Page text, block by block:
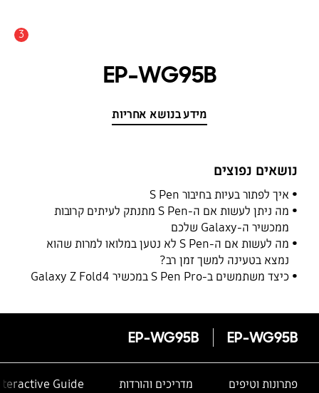
3
EP-WG95B
מידע בנושא אחריות
נושאים נפוצים
איך לפתור בעיות בחיבור S Pen
מה ניתן לעשות אם ה-S Pen מתנתק לעיתים קרובות
ממכשיר ה-Galaxy שלכם
מה לעשות אם ה-S Pen לא נטען במלואו למרות שהוא
נמצא בטעינה למשך זמן רב?
כיצד משתמשים ב-S Pen Pro במכשיר Galaxy Z Fold4
EP-WG95B
EP-WG95B
פתרונות וטיפים מדריכים והורדות Guide